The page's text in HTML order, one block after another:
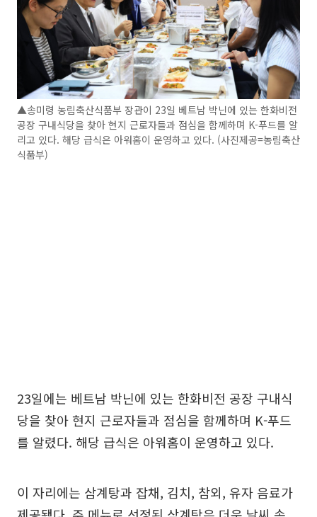
▲송미령 농림축산식품부 장관이 23일 베트남 박닌에 있는 한화비전
공장 구내식당을 찾아 현지 근로자들과 점심을 함께하며 K-푸드를 알
리고 있다. 해당 급식은 아워홈이 운영하고 있다. (사진제공=농림축산
식품부)
23일에는 베트남 박닌에 있는 한화비전 공장 구내식
당을 찾아 현지 근로자들과 점심을 함께하며 K-푸드
를 알렸다. 해당 급식은 아워홈이 운영하고 있다.
이 자리에는 삼계탕과 잡채, 김치, 참외, 유자 음료가